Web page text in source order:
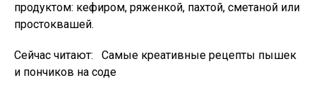
продуктом: кефиром, ряженкой, пахтой, сметаной или
простоквашей.
Сейчас читают:
Самые креативные рецепты пышек
и пончиков на соде